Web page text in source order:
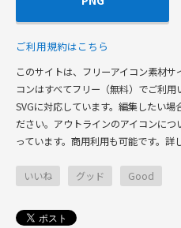
ご利用規約はこちら
このサイトは、フリーアイコン素材
コンはすべてフリー（無料）でご利
SVGに対応しています。編集したい場
ださい。アウトラインのアイコンに
っています。商用利用も可能です。詳
いいね グッド Good